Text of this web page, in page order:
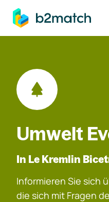
springen
Umwelt
In Le Kremlin
Informieren Sie sich
die sich mit Fragen